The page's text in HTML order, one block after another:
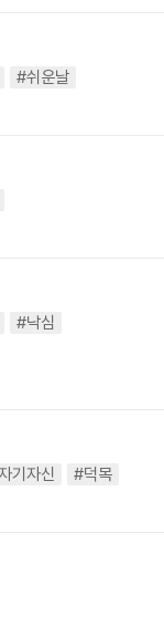
#쉬운날
#낙심
기자신 #덕목